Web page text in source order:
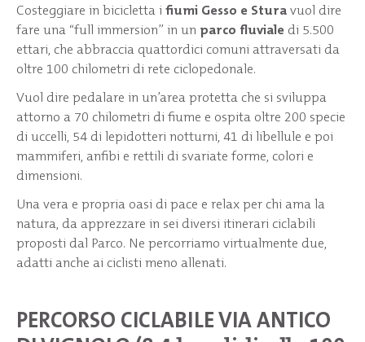
Costeggiare in bicicletta i fiumi Gesso e Sturavuol dire
fare una “full immersion” in un parco fluviale di 5.500
ettari, che abbraccia quattordici comuni attraversati da
oltre 100 chilometri di rete ciclopedonale.
Vuol dire pedalare in un’area protetta che si sviluppa
attorno a 70 chilometri di fiume e ospita oltre 200 specie
di uccelli, 54 di lepidotteri notturni, 41 di libellule e poi
mammiferi, anfibi e rettili di svariate forme, colori e
dimensioni.
Una vera e propria oasi di pace e relax per chi ama la
natura, da apprezzare in sei diversi itinerari ciclabili
proposti dal Parco. Ne percorriamo virtualmente due,
adatti anche ai ciclisti meno allenati.
PERCORSO CICLABILE VIA ANTICO